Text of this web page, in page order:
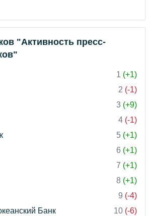
"Активность пресс-
1 (+1)
2 (-1)
3 (+9)
4 (-1)
5 (+1)
6 (+1)
7 (+1)
8 (+1)
9 (-4)
Банк
10 (-6)